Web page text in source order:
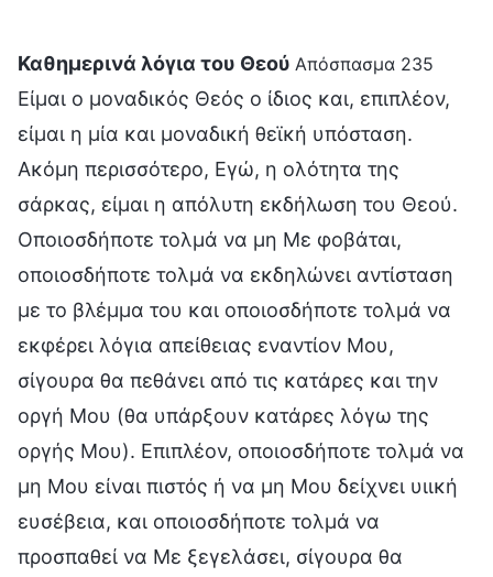
Καθημερινά λόγια του Θεού Απόσπασμα 235
Είμαι ο μοναδικός Θεός ο ίδιος και, επιπλέον,
είμαι η μία και μοναδική θεϊκή υπόσταση.
Ακόμη περισσότερο, Εγώ, η ολότητα της
σάρκας, είμαι η απόλυτη εκδήλωση του Θεού.
Οποιοσδήποτε τολμά να μη Με φοβάται,
οποιοσδήποτε τολμά να εκδηλώνει αντίσταση
με το βλέμμα του και οποιοσδήποτε τολμά να
εκφέρει λόγια απείθειας εναντίον Μου,
σίγουρα θα πεθάνει από τις κατάρες και την
οργή Μου (θα υπάρξουν κατάρες λόγω της
οργής Μου). Επιπλέον, οποιοσδήποτε τολμά να
μη Μου είναι πιστός ή να μη Μου δείχνει υιική
ευσέβεια, και οποιοσδήποτε τολμά να
προσπαθεί να Με ξεγελάσει, σίγουρα θα